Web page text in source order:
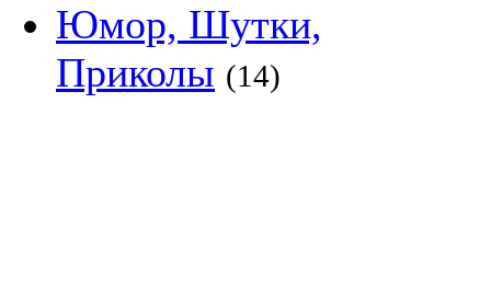
Юмор, Шутки,
Приколы (14)